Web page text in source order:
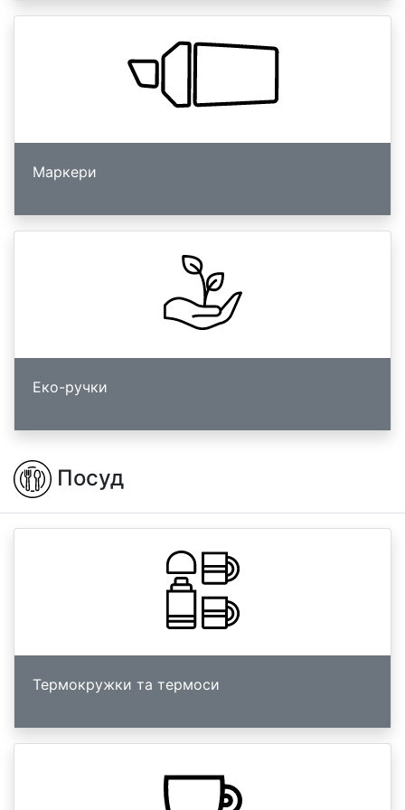
Маркери
Еко-ручки
Посуд
Термокружки та термоси